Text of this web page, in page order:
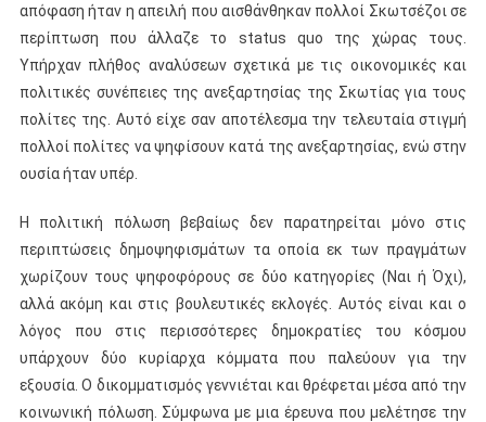
απόφαση ήταν η απειλή που αισθάνθηκαν πολλοί Σκωτσέζοι σε
περίπτωση που άλλαζε το status quo της χώρας τους.
Υπήρχαν πλήθος αναλύσεων σχετικά με τις οικονομικές και
πολιτικές συνέπειες της ανεξαρτησίας της Σκωτίας για τους
πολίτες της. Αυτό είχε σαν αποτέλεσμα την τελευταία στιγμή
πολλοί πολίτες να ψηφίσουν κατά της ανεξαρτησίας, ενώ στην
ουσία ήταν υπέρ.
Η πολιτική πόλωση βεβαίως δεν παρατηρείται μόνο στις
περιπτώσεις δημοψηφισμάτων τα οποία εκ των πραγμάτων
χωρίζουν τους ψηφοφόρους σε δύο κατηγορίες (Ναι ή Όχι),
αλλά ακόμη και στις βουλευτικές εκλογές. Αυτός είναι και ο
λόγος που στις περισσότερες δημοκρατίες του κόσμου
υπάρχουν δύο κυρίαρχα κόμματα που παλεύουν για την
εξουσία. Ο δικομματισμός γεννιέται και θρέφεται μέσα από την
κοινωνική πόλωση. Σύμφωνα με μια έρευνα που μελέτησε την